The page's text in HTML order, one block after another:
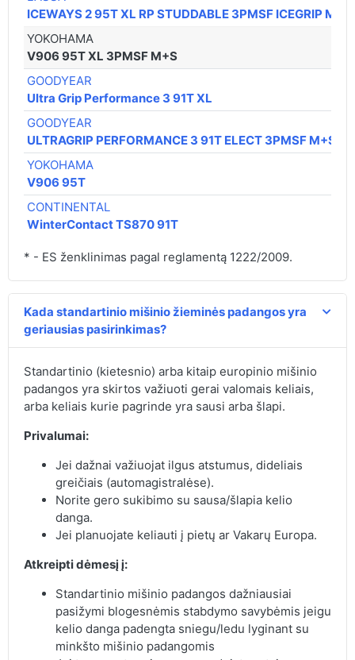
ICEWAYS 2 95T XL RP STUDDABLE 3PMSF ICEGRIP M+S
YOKOHAMA
V906 95T XL 3PMSF M+S
GOODYEAR
Ultra Grip Performance 3 91T XL
GOODYEAR
ULTRAGRIP PERFORMANCE 3 91T ELECT 3PMSF M+S
YOKOHAMA
V906 95T
CONTINENTAL
WinterContact TS870 91T
* - ES ženklinimas pagal reglamentą 1222/2009.
Kada standartinio mišinio žieminės padangos yra
geriausias pasirinkimas?
Standartinio (kietesnio) arba kitaip europinio mišinio
padangos yra skirtos važiuoti gerai valomais keliais,
arba keliais kurie pagrinde yra sausi arba šlapi.
Privalumai:
Jei dažnai važiuojat ilgus atstumus, dideliais
greičiais (automagistralėse).
Norite gero sukibimo su sausa/šlapia kelio
danga.
Jei planuojate keliauti į pietų ar Vakarų Europa.
Atkreipti dėmesį į:
Standartinio mišinio padangos dažniausiai
pasižymi blogesnėmis stabdymo savybėmis jeigu
kelio danga padengta sniegu/ledu lyginant su
minkšto mišinio padangomis